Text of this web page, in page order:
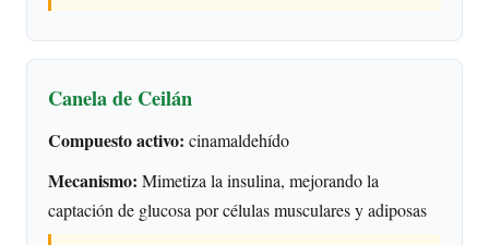
Canela de Ceilán
Compuesto activo: cinamaldehído
Mecanismo: Mimetiza la insulina, mejorando la
captación de glucosa por células musculares y adiposas